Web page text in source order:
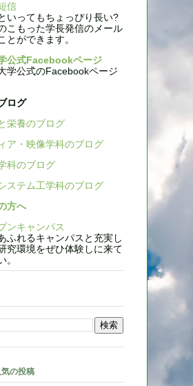
信
いってもちょっぴり長い?
こもった学長発信のメール
とができます。
公式Facebookページ
学公式のFacebookページ
ログ
栄養のブログ
ア・映像学科のブログ
科のブログ
ステム工学科のブログ
方へ
ンキャンパス
ふれるキャンパスと充実し
究環境をぜひ体験しに来て
。
の投稿